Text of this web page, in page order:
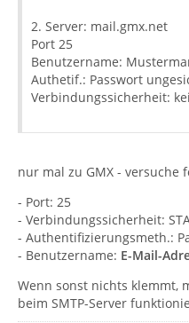
2. Server: mail.gmx.net
Port 25
Benutzername:
Authetif.: Passwort
Verbindungssicherheit:
nur mal zu GMX - versuche
- Port: 25
- Verbindungssicherheit:
- Authentifizierungsmeth.:
- Benutzername: E-Mail-
Wenn sonst nichts klemmt,
beim SMTP-Server